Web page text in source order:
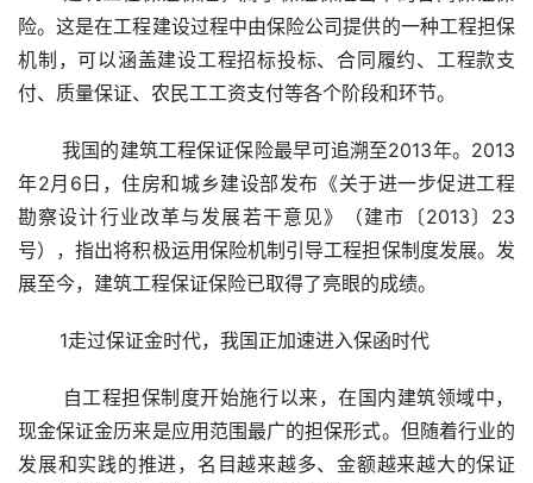
险。这是在工程建设过程中由保险公司提供的一种工程担保
机制，可以涵盖建设工程招标投标、合同履约、工程款支
付、质量保证、农民工工资支付等各个阶段和环节。
我国的建筑工程保证保险最早可追溯至2013年。2013
年2月6日，住房和城乡建设部发布《关于进一步促进工程
勘察设计行业改革与发展若干意见》（建市〔2013〕23
号），指出将积极运用保险机制引导工程担保制度发展。发
展至今，建筑工程保证保险已取得了亮眼的成绩。
       1走过保证金时代，我国正加速进入保函时代
现金保证金历来是应用范围最广的担保形式。但随着行业的
发展和实践的推进，名目越来越多、金额越来越大的保证